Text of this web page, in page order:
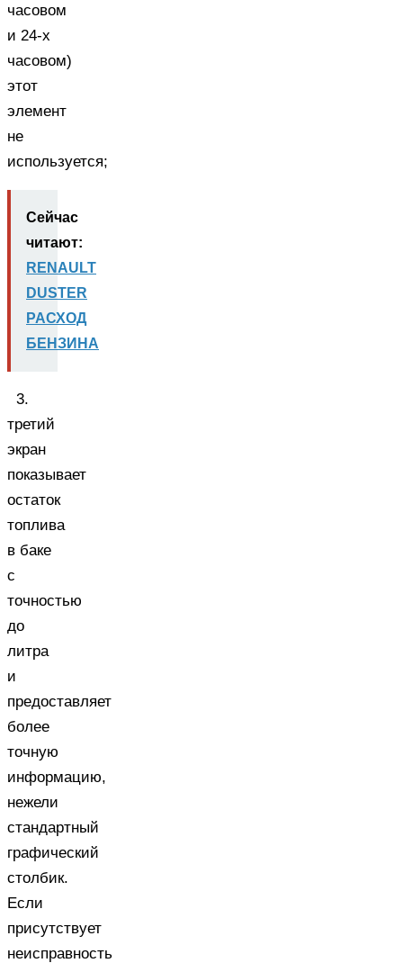
часовом
и 24-х
часовом)
этот
элемент
не
используется;
Сейчас
читают:
RENAULT
DUSTER
РАСХОД
БЕНЗИНА
3.
третий
экран
показывает
остаток
топлива
в баке
с
точностью
до
литра
и
предоставляет
более
точную
информацию,
нежели
стандартный
графический
столбик.
Если
присутствует
неисправность